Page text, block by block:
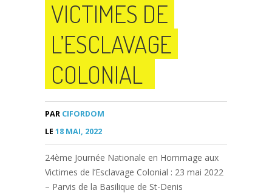
VICTIMES DE
L’ESCLAVAGE
COLONIAL
PAR CIFORDOM
LE 18 MAI, 2022
24ème Journée Nationale en Hommage aux
Victimes de l’Esclavage Colonial : 23 mai 2022
– Parvis de la Basilique de St-Denis